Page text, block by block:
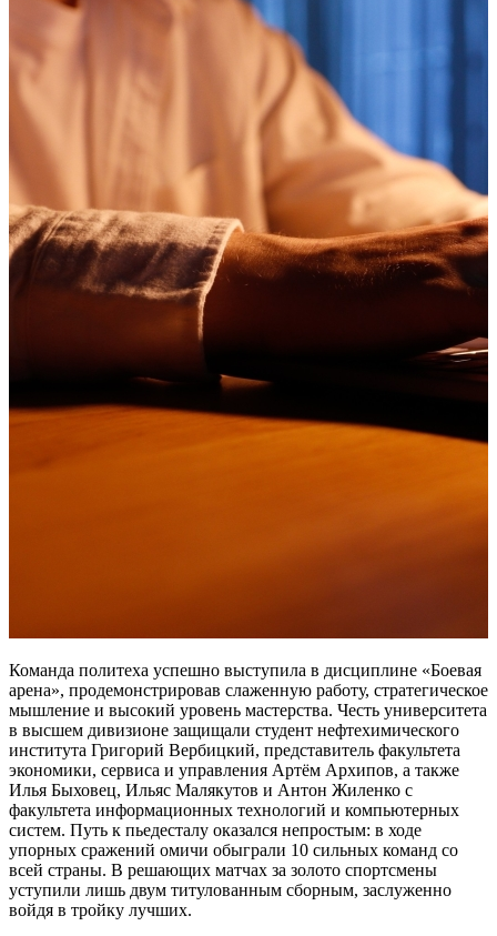
Команда политеха успешно выступила в дисциплине «Боевая
арена», продемонстрировав слаженную работу, стратегическое
мышление и высокий уровень мастерства. Честь университета
в высшем дивизионе защищали студент нефтехимического
института Григорий Вербицкий, представитель факультета
экономики, сервиса и управления Артём Архипов, а также
Илья Быховец, Ильяс Малякутов и Антон Жиленко с
факультета информационных технологий и компьютерных
систем. Путь к пьедесталу оказался непростым: в ходе
упорных сражений омичи обыграли 10 сильных команд со
всей страны. В решающих матчах за золото спортсмены
уступили лишь двум титулованным сборным, заслуженно
войдя в тройку лучших.